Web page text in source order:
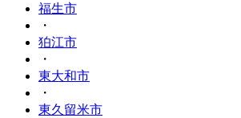
福生市
・
狛江市
・
東大和市
・
東久留米市